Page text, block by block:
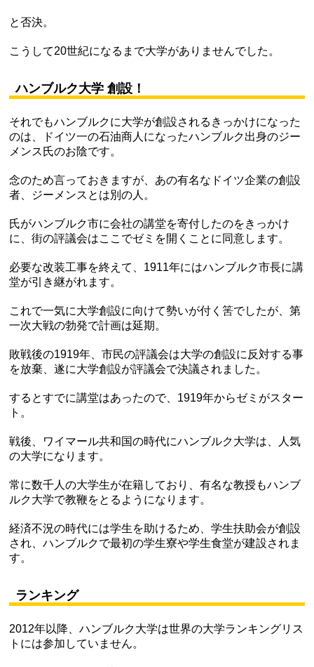
と否決。
こうして20世紀になるまで大学がありませんでした。
ハンブルク大学 創設！
それでもハンブルクに大学が創設されるきっかけになった
のは、ドイツ一の石油商人になったハンブルク出身のジー
メンス氏のお陰です。
念のため言っておきますが、あの有名なドイツ企業の創設
者、ジーメンスとは別の人。
氏がハンブルク市に会社の講堂を寄付したのをきっかけ
に、街の評議会はここでゼミを開くことに同意します。
必要な改装工事を終えて、1911年にはハンブルク市長に講
堂が引き継がれます。
これで一気に大学創設に向けて勢いが付く筈でしたが、第
一次大戦の勃発で計画は延期。
敗戦後の1919年、市民の評議会は大学の創設に反対する事
を放棄、遂に大学創設が評議会で決議されました。
するとすでに講堂はあったので、1919年からゼミがスター
ト。
戦後、ワイマール共和国の時代にハンブルク大学は、人気
の大学になります。
常に数千人の大学生が在籍しており、有名な教授もハンブ
ルク大学で教鞭をとるようになります。
経済不況の時代には学生を助けるため、学生扶助会が創設
され、ハンブルクで最初の学生寮や学生食堂が建設されま
す。
ランキング
2012年以降、ハンブルク大学は世界の大学ランキングリス
トには参加していません。